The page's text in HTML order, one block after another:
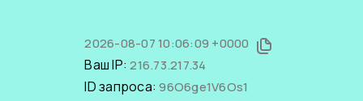
2026-08-07 10:06:09 +0000
Ваш IP:216.73.217.34
ID запроса:96O6ge1V6Os1